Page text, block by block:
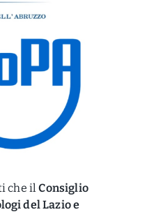
che ilConsiglio
del Lazio e